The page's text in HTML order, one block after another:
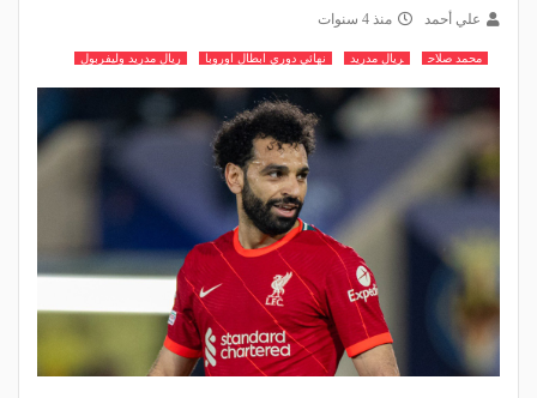
علي أحمد منذ 4 سنوات
محمد صلاح ريال مدريد نهائي دوري ابطال اوروبا ريال مدريد وليفربول